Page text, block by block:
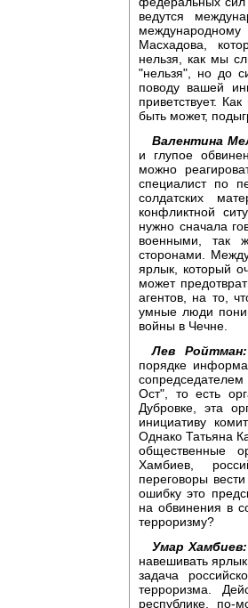
ведутся
Масхадова,
нельзя, как мы
"нельзя", но до
поводу вашей
приветствует.
быть может,
Валентина
и глупое
можно
специалист по
солдатских
конфликтной
нужно сначала
военными,
сторонами.
ярлык, который
может
агентов, на то,
умные люди
войны в Чечне.
Лев Ройтман:
порядке
Ост", то есть
Дубровке, эта
инициативу
Однако Татьяна
общественные
Хамбиев,
переговоры
ошибку это
на обвинения в
терроризму?
Умар Хамбиев:
навешивать
задача
терроризма.
республике, по-